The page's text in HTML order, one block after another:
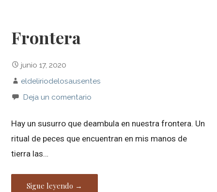
Frontera
junio 17, 2020
eldeliriodelosausentes
Deja un comentario
Hay un susurro que deambula en nuestra frontera. Un
ritual de peces que encuentran en mis manos de
tierra las…
Sigue leyendo →